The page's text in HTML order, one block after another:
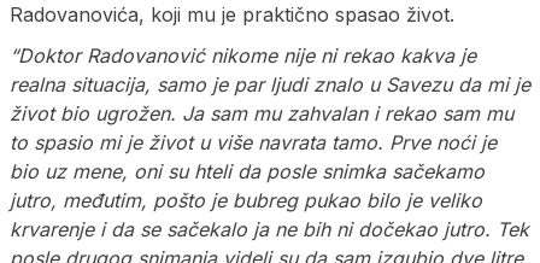
Radovanovića, koji mu je praktično spasao život.
“Doktor Radovanović nikome nije ni rekao kakva je
realna situacija, samo je par ljudi znalo u Savezu da mi je
život bio ugrožen. Ja sam mu zahvalan i rekao sam mu
to spasio mi je život u više navrata tamo. Prve noći je
bio uz mene, oni su hteli da posle snimka sačekamo
jutro, međutim, pošto je bubreg pukao bilo je veliko
krvarenje i da se sačekalo ja ne bih ni dočekao jutro. Tek
posle drugog snimanja videli su da sam izgubio dve litre